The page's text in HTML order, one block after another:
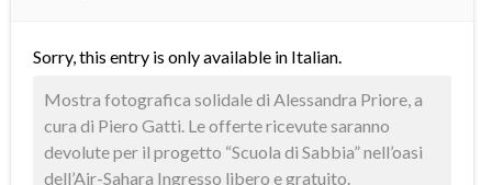
Sorry, this entry is only available in Italian.
Mostra fotografica solidale di Alessandra Priore, a
cura di Piero Gatti. Le offerte ricevute saranno
devolute per il progetto “Scuola di Sabbia” nell’oasi
dell’Air-Sahara Ingresso libero e gratuito.